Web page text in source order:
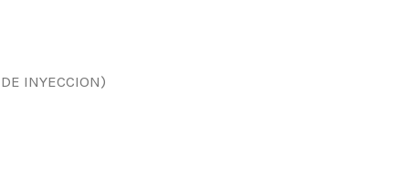
INYECCION)